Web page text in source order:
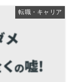
転職・キャリア